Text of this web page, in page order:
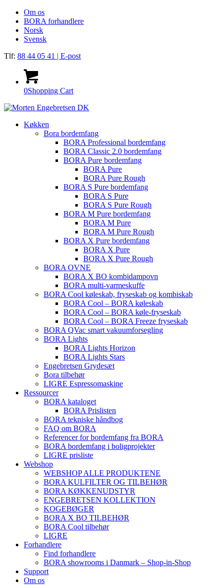
Om os
BORA forhandlere
Norsk
Svensk
Tlf: 88 44 05 41 | E-post
0Shopping Cart
Køkken
Bora bordemfang
BORA Professional bordemfang
BORA Classic 2.0 bordemfang
BORA Pure bordemfang
BORA Pure
BORA Pure Rough
BORA S Pure bordemfang
BORA S Pure
BORA S Pure Rough
BORA M Pure bordemfang
BORA M Pure
BORA M Pure Rough
BORA X Pure bordemfang
BORA X Pure
BORA X Pure Rough
BORA OVNE
BORA X BO kombidampovn
BORA multi-varmeskuffe
BORA Cool køleskab, fryseskab og kombiskab
BORA Cool – BORA køleskab
BORA Cool – BORA køle-fryseskab
BORA Cool – BORA Freeze fryseskab
BORA QVac smart vakuumforsegling
BORA Lights
BORA Lights Horizon
BORA Lights Stars
Engebretsen Grydesæt
Bora tilbehør
LIGRE Espressomaskine
Ressourcer
BORA kataloget
BORA Prislisten
BORA tekniske håndbog
FAQ om BORA
Referencer for bordemfang fra BORA
BORA bordemfang i boligprojekter
LIGRE prisliste
Webshop
WEBSHOP ALLE PRODUKTENE
BORA KULFILTER OG TILBEHØR
BORA KØKKENUDSTYR
ENGEBRETSEN KOLLEKTION
KOGEBØGER
BORA X BO TILBEHØR
BORA Cool tilbehør
LIGRE
Forhandlere
Find forhandlere
BORA showrooms i Danmark – Shop-in-Shop
Support
Om os